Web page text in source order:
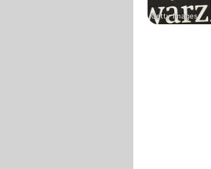
Getty Images